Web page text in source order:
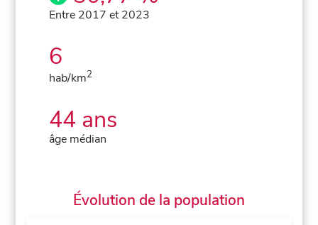
Entre 2017 et 2023
6
hab/km2
44 ans
âge médian
Évolution de la population